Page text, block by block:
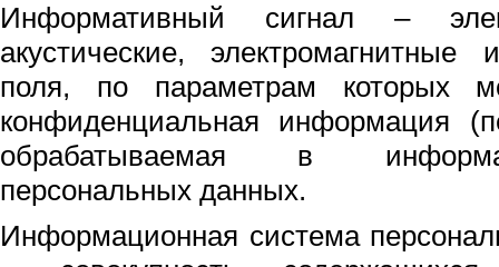
Информативный сигнал –
акустические,
поля, по параметрам которых
конфиденциальная информация
обрабатываемая в
персональных данных.
Информационная система